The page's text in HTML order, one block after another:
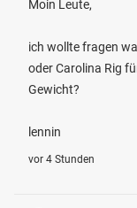
Moin Leute,
ich wollte fragen
oder Carolina Rig
Gewicht?
lennin
vor 4 Stunden